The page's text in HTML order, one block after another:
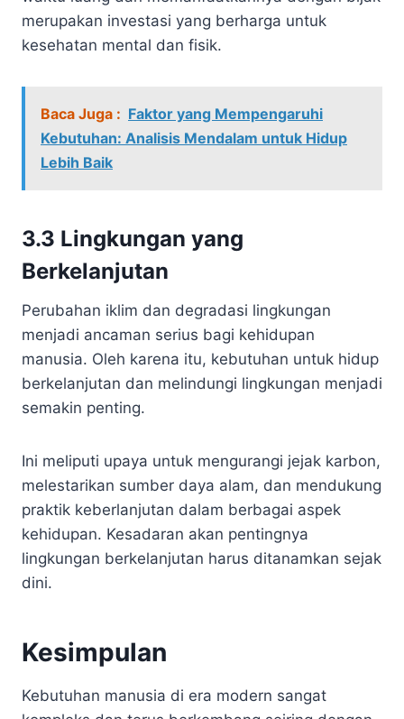
merupakan investasi yang berharga untuk
kesehatan mental dan fisik.
Baca Juga : Faktor yang Mempengaruhi
Kebutuhan: Analisis Mendalam untuk Hidup
Lebih Baik
3.3 Lingkungan yang
Berkelanjutan
Perubahan iklim dan degradasi lingkungan
menjadi ancaman serius bagi kehidupan
manusia. Oleh karena itu, kebutuhan untuk hidup
berkelanjutan dan melindungi lingkungan menjadi
semakin penting.
Ini meliputi upaya untuk mengurangi jejak karbon,
melestarikan sumber daya alam, dan mendukung
praktik keberlanjutan dalam berbagai aspek
kehidupan. Kesadaran akan pentingnya
lingkungan berkelanjutan harus ditanamkan sejak
dini.
Kesimpulan
Kebutuhan manusia di era modern sangat